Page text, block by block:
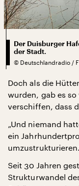
Der Duisburger
der Stadt.
© Deutschlandradio /
Doch als die
wurden, gab es
verschiffen, dass
„Und niemand
ein
Seit 30 Jahren
Strukturwandel